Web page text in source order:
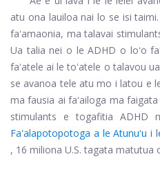
atu ona lauiloa nai lo se isi
faʻamaonia, ma talavai
Ua talia nei o le ADHD o loʻo
faʻatele ai le toʻatele o talavou
se avanoa tele atu mo i latou e
ma fausia ai faʻailoga ma
stimulants e togafitia ADHD
Faʻalapotopotoga a le Atunuʻu i
, 16 miliona U.S. tagata matutua